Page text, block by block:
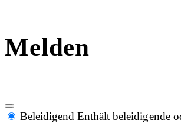
Melden
Beleidigend Enthält beleidigende